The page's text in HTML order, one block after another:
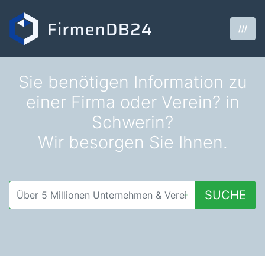
///
Sie benötigen Information zu
einer Firma oder Verein? in
Schwerin?
Wir besorgen Sie Ihnen.
SUCHE